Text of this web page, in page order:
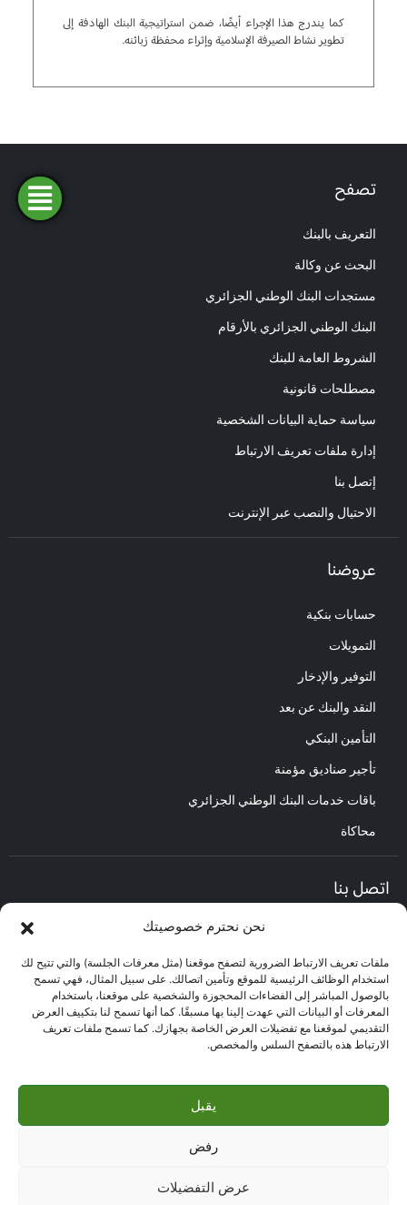
نحن نحترم خصوصيتك
ملفات تعريف الارتباط الضرورية لتصفح موقعنا (مثل معرفات الجلسة) والتي تتيح لك
استخدام الوظائف الرئيسية للموقع وتأمين اتصالك. على سبيل المثال، فهي تسمح
بالوصول المباشر إلى الفضاءات المحجوزة والشخصية على موقعنا، باستخدام
المعرفات أو البيانات التي عهدت إلينا بها مسبقًا. كما أنها تسمح لنا بتكييف العرض
التقديمي لموقعنا مع تفضيلات العرض الخاصة بجهازك. كما تسمح ملفات تعريف
الارتباط هذه بالتصفح السلس والمخصص.
يقبل
رفض
عرض التفضيلات
كما يندرج هذا الإجراء أيضًا، ضمن استراتيجية البنك الهادفة إلى
تطوير نشاط الصيرفة الإسلامية وإثراء محفظة زبائنه.
تصفح
التعريف بالبنك
البحث عن وكالة
مستجدات البنك الوطني الجزائري
البنك الوطني الجزائري بالأرقام
الشروط العامة للبنك
مصطلحات قانونية
سياسة حماية البيانات الشخصية
إدارة ملفات تعريف الارتباط
إتصل بنا
الاحتيال والنصب عبر الإنترنت
عروضنا
حسابات بنكية
التمويلات
التوفير والإدخار
النقد والبنك عن بعد
التأمين البنكي
تأجير صناديق مؤمنة
باقات خدمات البنك الوطني الجزائري
محاكاة
اتصل بنا
مركز العلاقات مع الزبائن :
البريد الإلكتروني : CEC@bna.dz
العنوان : حي الأعمال باب الزوار.
الهاتف: 3306/0770.20.33.06
مركز الاتصال :3306
ابحث
عن وكالة
طلب
تمويل
المحاكاة
فتح
حساب
الاستضافة والتصميم بواسطة